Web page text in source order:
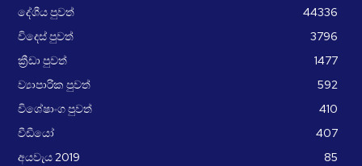
දේශීය පුවත්
44336
විදෙස් පුවත්
3796
ක්‍රීඩා පුවත්
1477
ව්‍යාපාරික පුවත්
592
විශේෂාංග පුවත්
410
වීඩීයෝ
407
අයවැය 2019
85